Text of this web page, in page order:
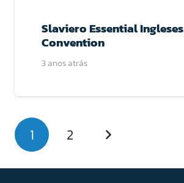
Slaviero Essential Ingleses
Convention
3 anos atrás
1 2